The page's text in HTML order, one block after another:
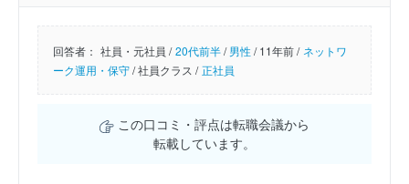
回答者： 社員・元社員 / 20代前半/男性/11年前 / ネットワ
ーク運用・保守/社員クラス / 正社員
この口コミ・評点は転職会議から
転載しています。